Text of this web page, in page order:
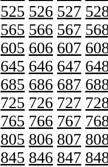
525 526 527
565 566 567
605 606 607
645 646 647
685 686 687
725 726 727
765 766 767
805 806 807
845 846 847